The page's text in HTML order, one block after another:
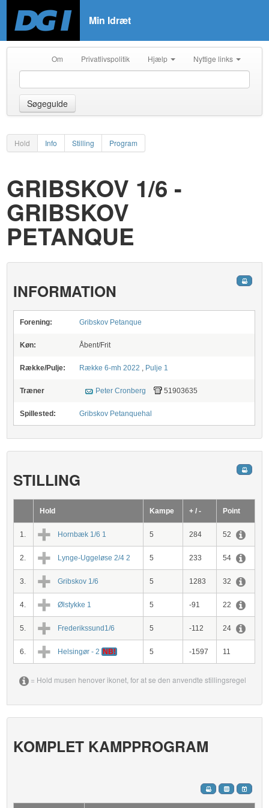
Min Idræt
Om Privatlivspolitik Hjælp Nyttige links
Søgeguide
Hold Info Stilling Program
GRIBSKOV 1/6 -
GRIBSKOV
PETANQUE
INFORMATION
Forening: Gribskov Petanque
Køn: Åbent/Frit
Række/Pulje: Række 6-mh 2022 , Pulje 1
Træner Peter Cronberg 51903635
Spillested: Gribskov Petanquehal
STILLING
Hold Kampe + / - Point
1. Hornbæk 1/6 1 5 284 52
2. Lynge-Uggeløse 2/4 2 5 233 54
3. Gribskov 1/6 5 1283 32
4. Ølstykke 1 5 -91 22
5. Frederikssund1/6 5 -112 24
6. Helsingør - 2 NB! 5 -1597 11
= Hold musen henover ikonet, for at se den anvendte stillingsregel
KOMPLET KAMPPROGRAM